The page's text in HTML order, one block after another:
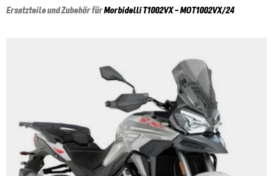
Ersatzteile und Zubehör fürMorbidelliT1002VX - MOT1002VX/24